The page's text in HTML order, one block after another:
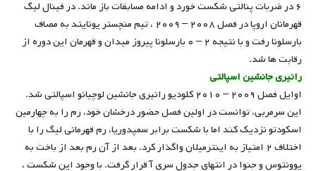
۶ در ضربات پنالتی شکست خورد و ادامه مسابقات باز ماند. در فینال لیگ
قهرمانان اروپا در فصل ۲۰۰۸ – ۲۰۰۹ ، تیم منچستر یونایتد به مصاف
بارسلونا رفت و با نتیجه ۲ – ۰ بارسلونا پیروز میدان و قهرمان این دوره از
رقابت ها شد.
رانیری جانشین اسپالتی
اوایل فصل ۲۰۰۹ – ۲۰۱۰ کلودیو رانیری جانشین لوچیانو اسپالتی شد.
این سرمربی، توانست در اولین فصل حضور درخشان خود، رم را به چهارمین
اسکودتو نزدیک کند اما با شکست برابر سمپدوریا، رم قهرمانی لیگ را با
اختلاف ۲ امتیاز به اینترمیلان واگذار کرد. بعد از آن رم بعد از باخت به
یوونتوس و جنوا در انتهای جدول سری آ قرار گرفت. با وجود این شکست ،